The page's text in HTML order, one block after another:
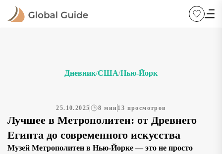
Дневник/США/Нью-Йорк
25.10.2025 8 мин 13 просмотров
Лучшее в Метрополитен: от Древнего
Египта до современного искусства
Музей Метрополитен в Нью-Йорке — это не просто